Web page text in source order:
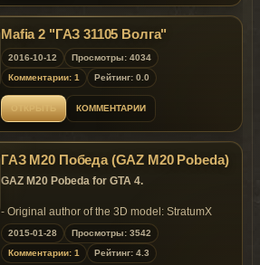
Mafia 2 "ГАЗ 31105 Волга"
2016-10-12
Просмотры: 4034
Комментарии: 1
Рейтинг: 0.0
ОТКРЫТЬ КОММЕНТАРИИ
ГАЗ М20 Победа (GAZ M20 Pobeda)
GAZ M20 Pobeda for GTA 4.
- Original author of the 3D model: StratumX
- Converted & Edited: LMaster
- 5 extras (number plates, mudflaps and some
2015-01-28
Просмотры: 3542
Комментарии: 1
Рейтинг: 4.3